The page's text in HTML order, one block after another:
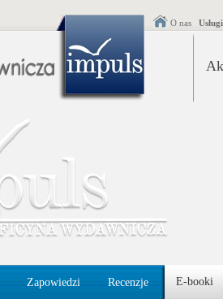
O nas
Zapowiedzi Recenzje E-booki